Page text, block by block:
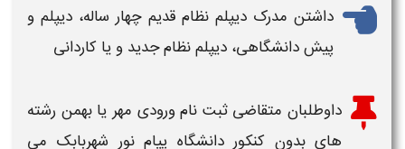
داشتن مدرک دیپلم نظام قدیم چهار ساله، دیپلم و
پیش دانشگاهی، دیپلم نظام جدید و یا کاردانی
داوطلبان متقاضی ثبت نام ورودی مهر یا بهمن رشته
های بدون کنکور دانشگاه پیام نور شهربابک ​ می